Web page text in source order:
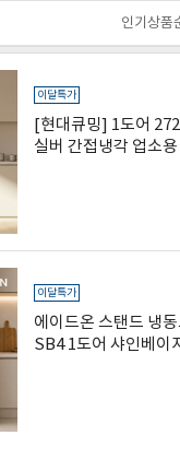
이달특가
[현대큐밍] 1도어
실버 간접냉각 업소
이달특가
에이드온 스탠드 냉
SB4 1도어 샤인베이